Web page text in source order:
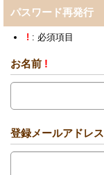
パスワード再発行
! : 必須項目
お名前 !
登録メールアドレス